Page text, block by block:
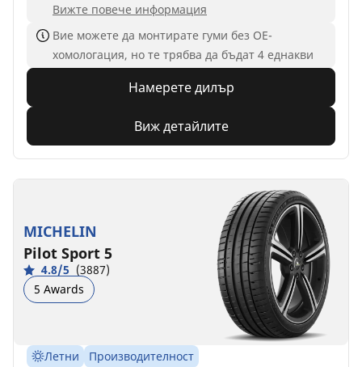
Вижте повече информация
Вие можете да монтирате гуми без ОЕ-
хомологация, но те трябва да бъдат 4 еднакви
Намерете дилър
Виж детайлите
MICHELIN
Pilot Sport 5
4.8/5 (3887)
5 Awards
Летни
Производителност